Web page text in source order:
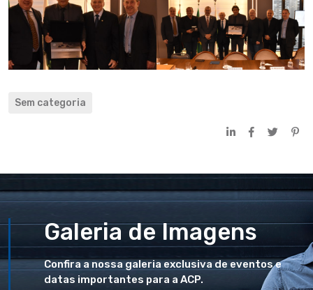
Sem categoria
Galeria de Imagens
Confira a nossa galeria exclusiva de eventos e
datas importantes para a ACP.